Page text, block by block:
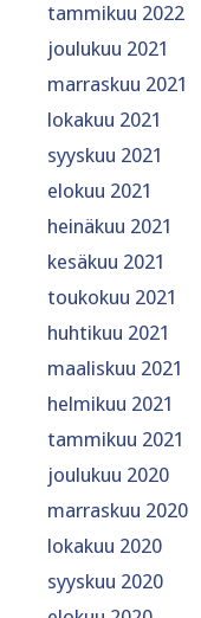
tammikuu 2022
joulukuu 2021
marraskuu 2021
lokakuu 2021
syyskuu 2021
elokuu 2021
heinäkuu 2021
kesäkuu 2021
toukokuu 2021
huhtikuu 2021
maaliskuu 2021
helmikuu 2021
tammikuu 2021
joulukuu 2020
marraskuu 2020
lokakuu 2020
syyskuu 2020